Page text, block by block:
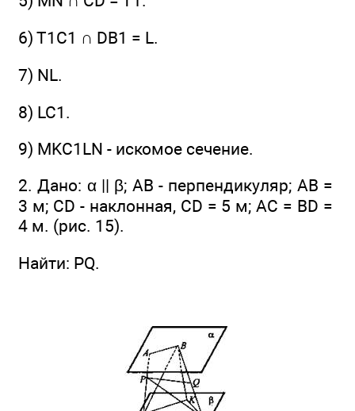
6) T1C1 ∩ DB1 = L.
7) NL.
8) LC1.
9) MKC1LN - искомое сечение.
2. Дано: α || β; АВ - перпендикуляр; АВ =
3 м; CD - наклонная, CD = 5 м; АС = BD =
4 м. (рис. 15).
Найти: PQ.